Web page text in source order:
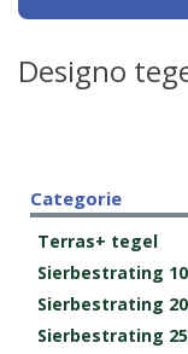
Categorie
Terras+ tegel
Sierbestrating
Sierbestrating
Sierbestrating
Designo